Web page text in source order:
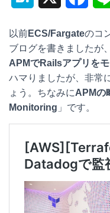
e
a
e
b
o
k
以前ECS/Fargateのコ
ブログを書きましたが
APMでRailsアプリを
ハマりましたが、非常
ょう。ちなみにAPMの
Monitoring 」です。